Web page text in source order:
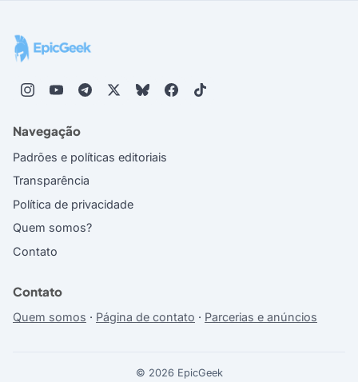
Navegação
Padrões e políticas editoriais
Transparência
Política de privacidade
Quem somos?
Contato
Contato
Quem somos · Página de contato · Parcerias e anúncios
© 2026 EpicGeek